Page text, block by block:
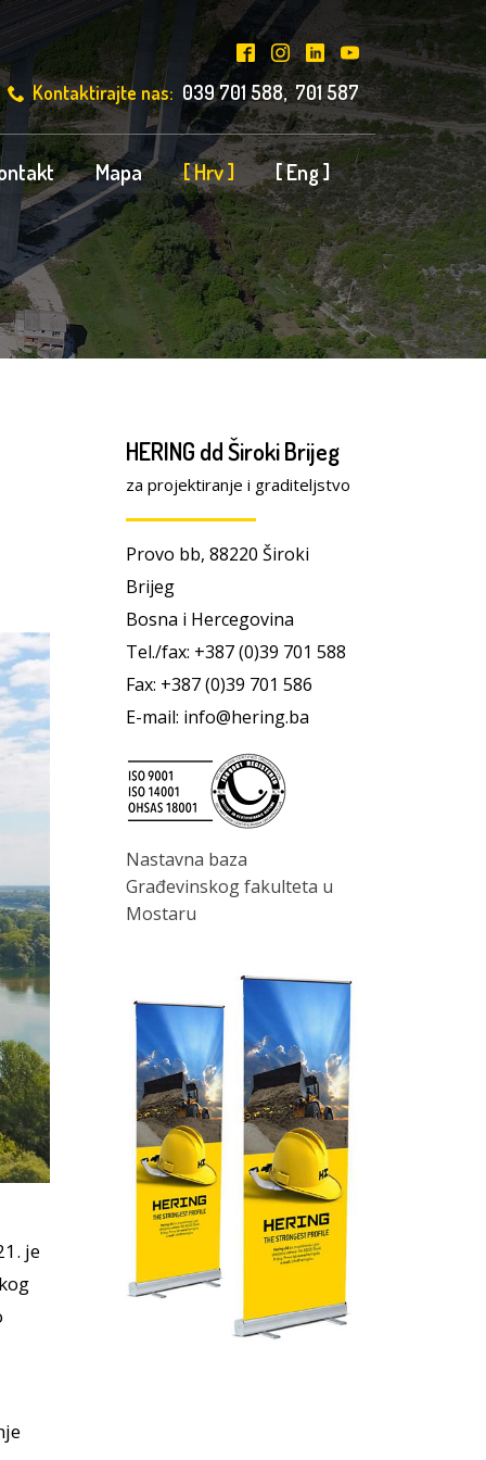
Kontaktirajte nas: 039 701 588, 701 587
Mapa [ Hrv ] [ Eng ]
je
HERING dd Široki Brijeg
za projektiranje i graditeljstvo
Provo bb, 88220 Široki
Brijeg
Bosna i Hercegovina
Tel./fax: +387 (0)39 701 588
Fax: +387 (0)39 701 586
E-mail: info@hering.ba
Nastavna baza
Građevinskog fakulteta u
Mostaru